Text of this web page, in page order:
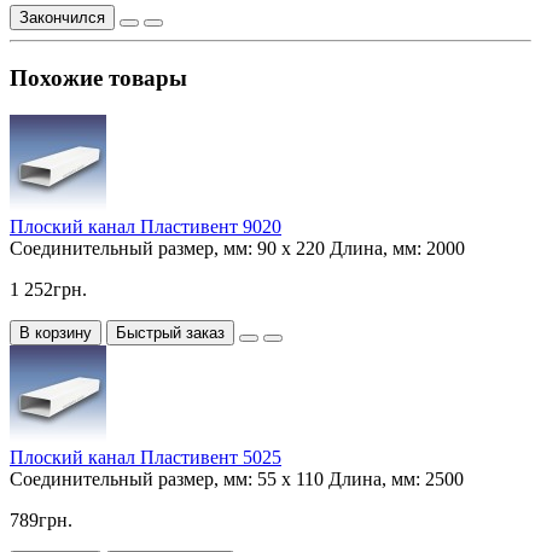
Закончился
Похожие товары
Плоский канал Пластивент 9020
Соединительный размер, мм: 90 х 220 Длина, мм: 2000
1 252грн.
В корзину Быстрый заказ
Плоский канал Пластивент 5025
Соединительный размер, мм: 55 х 110 Длина, мм: 2500
789грн.